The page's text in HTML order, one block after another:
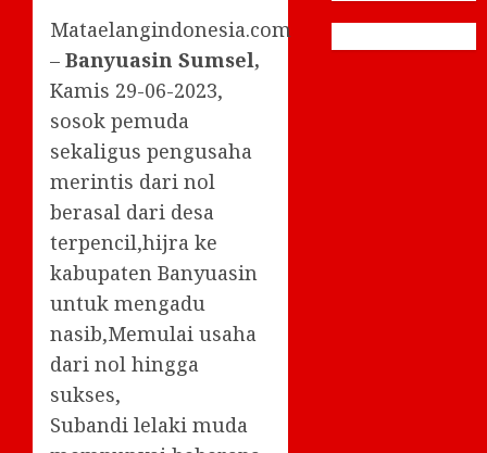
Mataelangindonesia.com
– Banyuasin Sumsel,
Kamis 29-06-2023,
sosok pemuda
sekaligus pengusaha
merintis dari nol
berasal dari desa
terpencil,hijra ke
kabupaten Banyuasin
untuk mengadu
nasib,Memulai usaha
dari nol hingga
sukses,
Subandi lelaki muda